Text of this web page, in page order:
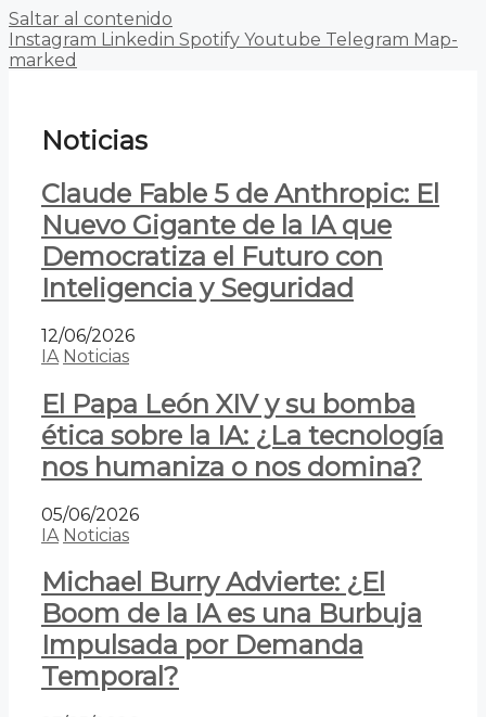
Saltar al contenido
Instagram Linkedin Spotify Youtube Telegram Map-
marked
Noticias
Claude Fable 5 de Anthropic: El
Nuevo Gigante de la IA que
Democratiza el Futuro con
Inteligencia y Seguridad
12/06/2026
IA Noticias
El Papa León XIV y su bomba
ética sobre la IA: ¿La tecnología
nos humaniza o nos domina?
05/06/2026
IA Noticias
Michael Burry Advierte: ¿El
Boom de la IA es una Burbuja
Impulsada por Demanda
Temporal?